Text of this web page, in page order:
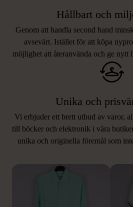
Hållbart och
Genom att handla second hand
avsevärt. Istället för att köpa
möjlighet att återanvända och ge
Unika och
Vi erbjuder ett brett utbud av varor,
till böcker och elektronik i våra
unika och originella föremål som
LIKNANDE
Hitta produkter som